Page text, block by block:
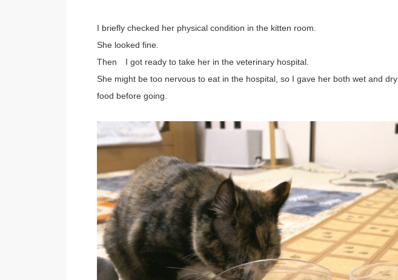
I briefly checked her physical condition in the kitten room.
She looked fine.
Then I got ready to take her in the veterinary hospital.
She might be too nervous to eat in the hospital, so I gave her both wet and dry
food before going.